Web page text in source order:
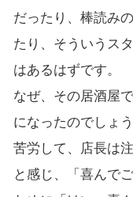
だったり、棒読み
たり、そういうス
はあるはずです。
なぜ、その居酒屋
になったのでしょ
苦労して、店長は
と感じ、「喜んで